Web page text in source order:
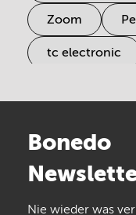
Zoom
tc electronic
Arturia
the t.bone
Bonedo
Nie wieder was